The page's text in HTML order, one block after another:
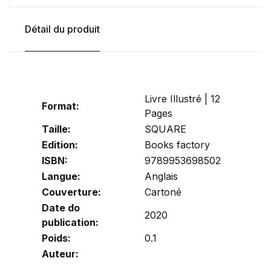
Détail du produit
Format:
Livre Illustré | 12
Pages
Taille:
SQUARE
Edition:
Books factory
ISBN:
9789953698502
Langue:
Anglais
Couverture:
Cartoné
Date do
publication:
2020
Poids:
0.1
Auteur: